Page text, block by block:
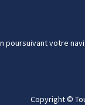
poursuivant votre
Copyright ©